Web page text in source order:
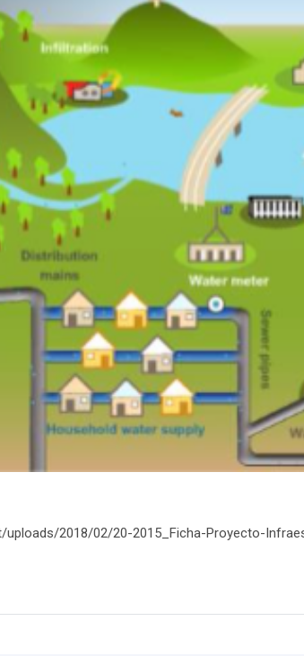
2018/02/20-2015_Ficha-Proyecto-